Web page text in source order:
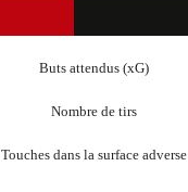
Buts attendus (xG)
Nombre de tirs
Touches dans la surface adverse